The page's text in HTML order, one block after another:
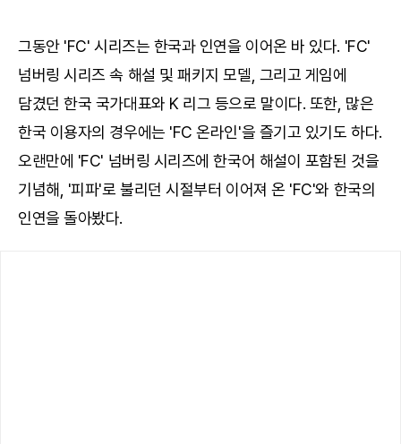
그동안 'FC' 시리즈는 한국과 인연을 이어온 바 있다. 'FC'
넘버링 시리즈 속 해설 및 패키지 모델, 그리고 게임에
담겼던 한국 국가대표와 K 리그 등으로 말이다. 또한, 많은
한국 이용자의 경우에는 'FC 온라인'을 즐기고 있기도 하다.
오랜만에 'FC' 넘버링 시리즈에 한국어 해설이 포함된 것을
기념해, '피파'로 불리던 시절부터 이어져 온 'FC'와 한국의
인연을 돌아봤다.